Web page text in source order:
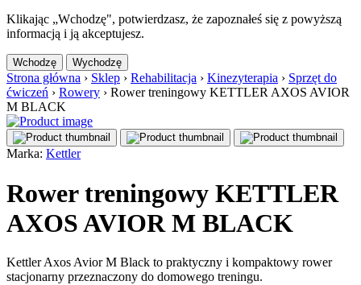
Klikając „Wchodzę", potwierdzasz, że zapoznałeś się z powyższą
informacją i ją akceptujesz.
Wchodzę Wychodzę
Strona główna › Sklep › Rehabilitacja › Kinezyterapia › Sprzęt do
ćwiczeń › Rowery › Rower treningowy KETTLER AXOS AVIOR
M BLACK
Marka: Kettler
Rower treningowy KETTLER
AXOS AVIOR M BLACK
Kettler Axos Avior M Black to praktyczny i kompaktowy rower
stacjonarny przeznaczony do domowego treningu.